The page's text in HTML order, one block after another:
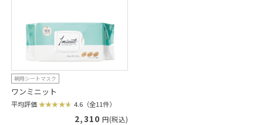
朝用シートマスク
ワンミニット
平均評価 4.6（全11件）
2,310 円(税込)